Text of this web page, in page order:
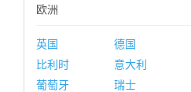
欧洲
英国 德国
比利时
意大利
葡萄牙
瑞士